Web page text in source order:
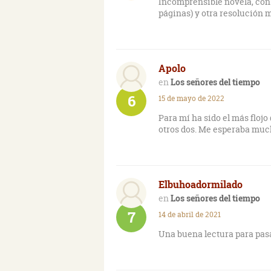
gasteiztarra en la
hablar de los rasgos
esperado que en las dos
perder la emoción.
Un libro de personajes
argumentales y diferentes
que esta última baja algo el
páginas) y otra resolución
Apolo
Los señores del tiempo
6 15 de mayo de 2022
Para mí ha sido el más
otros dos. Me esperaba
Elbuhoadormilado
Los señores del tiempo
7 14 de abril de 2021
Una buena lectura para